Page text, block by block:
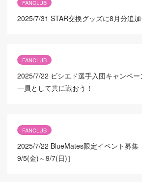
FANCLUB
2025/7/31 STAR交換グッズに8月分追加
FANCLUB
2025/7/22 ビシエド選手入団キャンペ
一員として共に戦おう！
FANCLUB
2025/7/22 BlueMates限定イベント募集
9/5(金)～9/7(日)］